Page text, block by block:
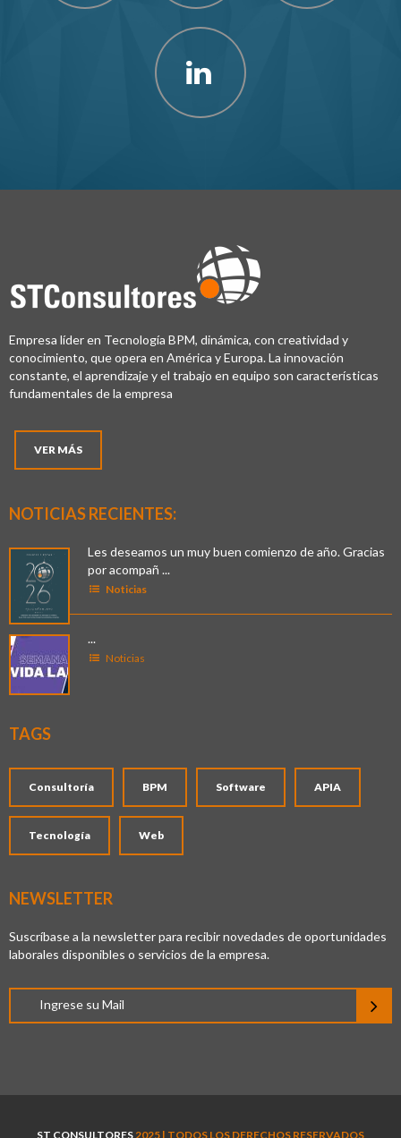
Empresa líder en Tecnología BPM, dinámica, con creatividad y
conocimiento, que opera en América y Europa. La innovación
constante, el aprendizaje y el trabajo en equipo son características
fundamentales de la empresa
VER MÁS
NOTICIAS RECIENTES:
Les deseamos un muy buen comienzo de año. Gracias
por acompañ ...
Noticias
...
Noticias
TAGS
Consultoría BPM Software APIA
Tecnología Web
NEWSLETTER
Suscríbase a la newsletter para recibir novedades de oportunidades
laborales disponibles o servicios de la empresa.
ST CONSULTORES 2025 | TODOS LOS DERECHOS RESERVADOS